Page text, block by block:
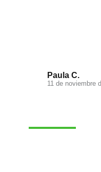
Paula C.
11 de noviembre